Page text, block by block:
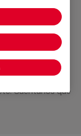
Cuéntanos que